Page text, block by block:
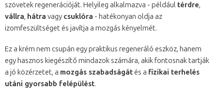
szövetek regenerációját. Helyileg alkalmazva - például térdre,
vállra, hátra vagy csuklóra - hatékonyan oldja az
izomfeszültséget és javítja a mozgás kényelmét.
Ez a krém nem csupán egy praktikus regeneráló eszköz, hanem
egy hasznos kiegészítő mindazok számára, akik fontosnak tartják
a jó közérzetet, a mozgás szabadságátés a fizikai terhelés
utáni gyorsabb felépülést.